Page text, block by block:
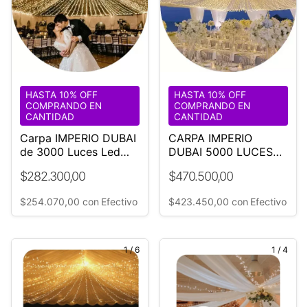
Carpa IMPERIO DUBAI
de 3000 Luces Led
¡Original!
$282.300,00
HASTA 10% OFF
COMPRANDO EN
CANTIDAD
$254.070,00 con Efectivo
CARPA IMPERIO
DUBAI 5000 LUCES
DIÁMETRO
$470.500,00
HASTA 10% OFF
COMPRANDO EN
CANTIDAD
$423.450,00 con Efectivo
1/6 1 / 4